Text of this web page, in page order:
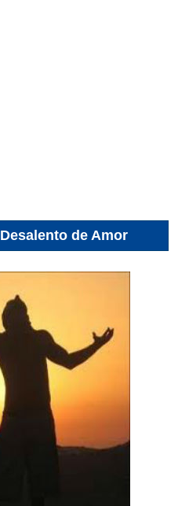
Desalento de Amor